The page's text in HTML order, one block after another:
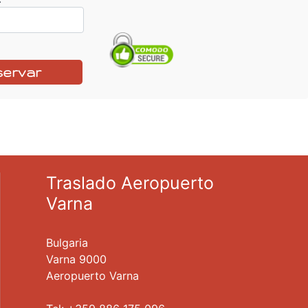
Traslado Aeropuerto
Varna
Bulgaria
Varna 9000
Aeropuerto Varna